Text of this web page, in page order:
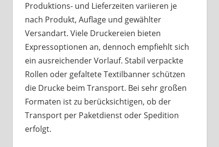
Produktions- und Lieferzeiten variieren je
nach Produkt, Auflage und gewählter
Versandart. Viele Druckereien bieten
Expressoptionen an, dennoch empfiehlt sich
ein ausreichender Vorlauf. Stabil verpackte
Rollen oder gefaltete Textilbanner schützen
die Drucke beim Transport. Bei sehr großen
Formaten ist zu berücksichtigen, ob der
Transport per Paketdienst oder Spedition
erfolgt.